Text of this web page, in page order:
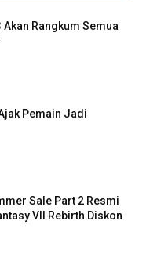
Akan Rangkum Semua
Pemain Jadi
Sale Part 2 Resmi
VII Rebirth Diskon